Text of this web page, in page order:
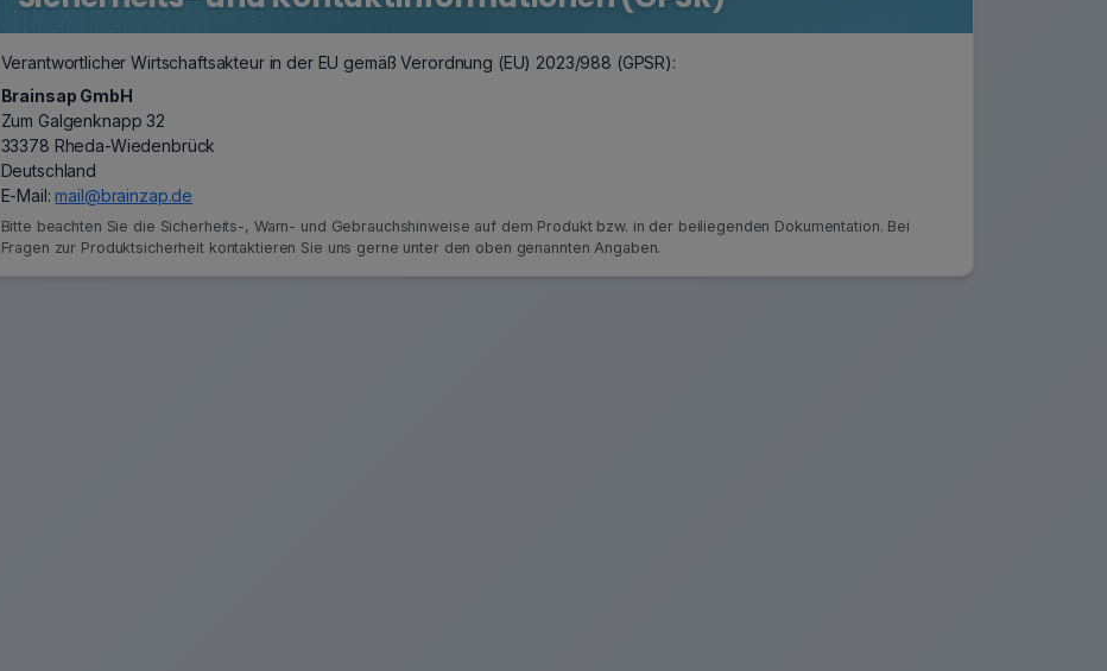
Verantwortlicher Wirtschaftsakteur in der EU gemäß Verordnung (EU) 2023/988 (GPSR):
Brainsap GmbH
Zum Galgenknapp 32
33378 Rheda-Wiedenbrück
Deutschland
E-Mail:mail@brainzap.de
Bitte beachten Sie die Sicherheits-, Warn- und Gebrauchshinweise auf dem Produkt bzw. in der beiliegenden Dokumentation. Bei
Fragen zur Produktsicherheit kontaktieren Sie uns gerne unter den oben genannten Angaben.